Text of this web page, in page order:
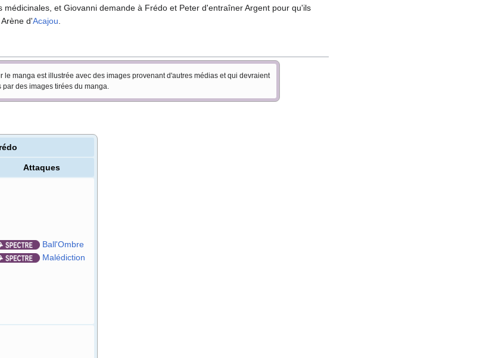
et Giovanni demande à Frédo et Peter d'entraîner Argent pour qu'ils
d'Acajou
le manga est illustrée avec des images provenant d'autres médias et qui devraient
par des images tirées du manga.
Attaques
Ball'Ombre
Malédiction